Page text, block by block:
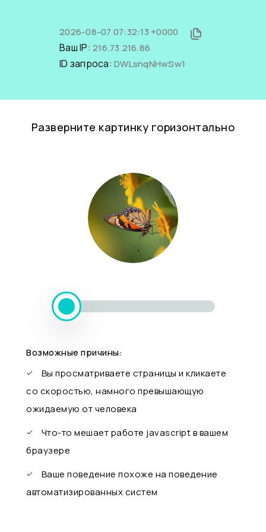
2026-08-07 07:32:13 +0000
Ваш IP: 216.73.216.86
ID запроса: DWLsnqNHwSw1
Разверните картинку горизонтально
Возможные причины:
Вы просматриваете страницы и кликаете
со скоростью, намного превышающую
ожидаемую от человека
Что-то мешает работе javascript в вашем
браузере
Ваше поведение похоже на поведение
автоматизированных систем